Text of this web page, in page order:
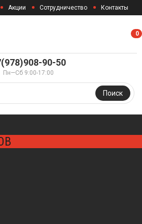
Акции Сотрудничество Контакты
90-50
Пн—Сб 9:00-17:00
Поиск
00